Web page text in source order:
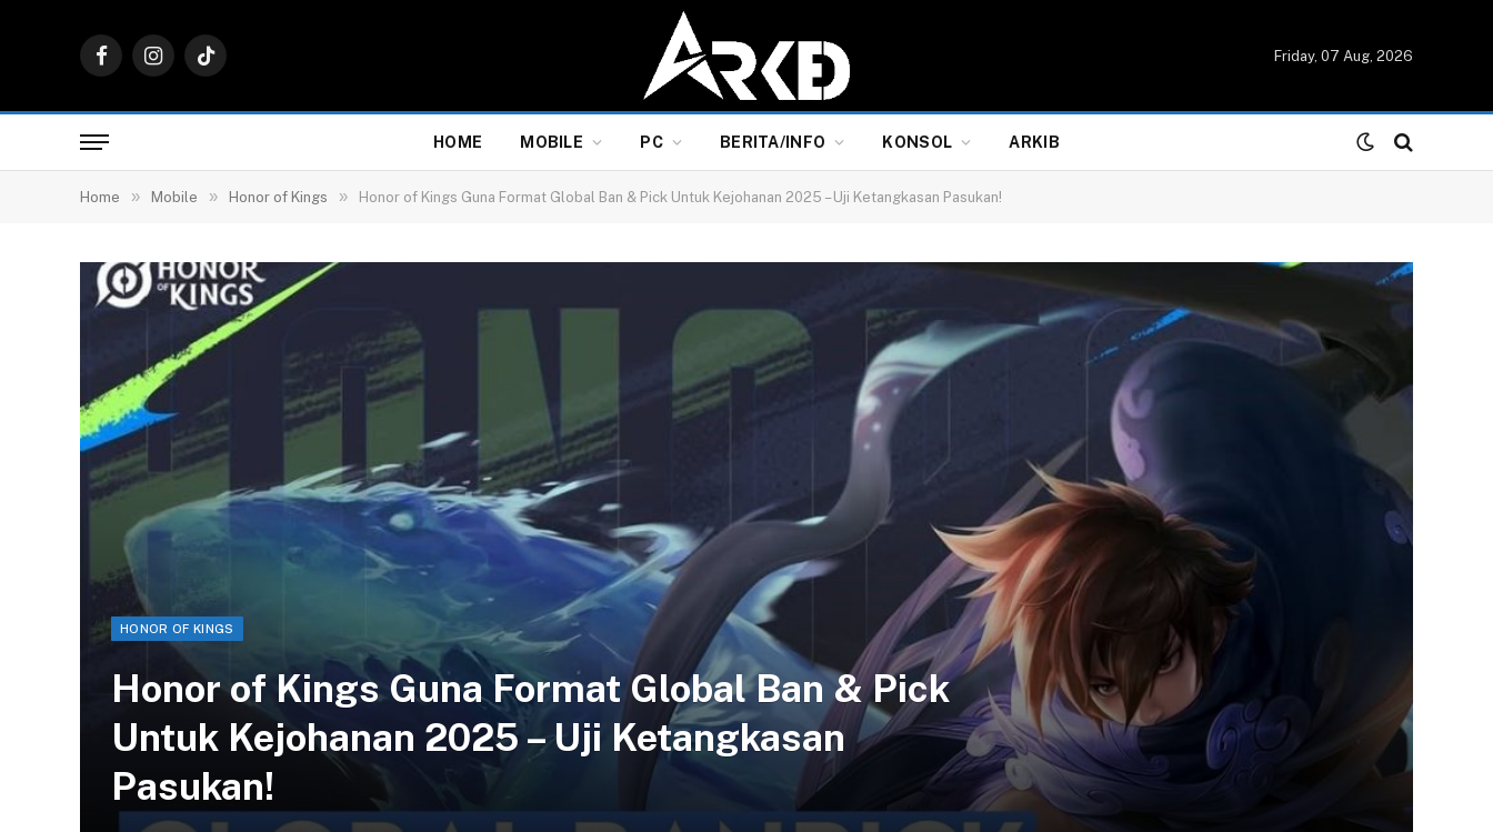
FacebookInstagramTikTok
Friday, 07 Aug, 2026
HOME MOBILE PC BERITA/INFO KONSOL ARKIB
Home » Mobile » Honor of Kings » Honor of Kings Guna Format Global Ban & Pick Untuk Kejohanan 2025 – Uji Ketangkasan Pasukan!
HONOR OF KINGS
Honor of Kings Guna Format Global Ban & Pick
Untuk Kejohanan 2025 – Uji Ketangkasan
Pasukan!